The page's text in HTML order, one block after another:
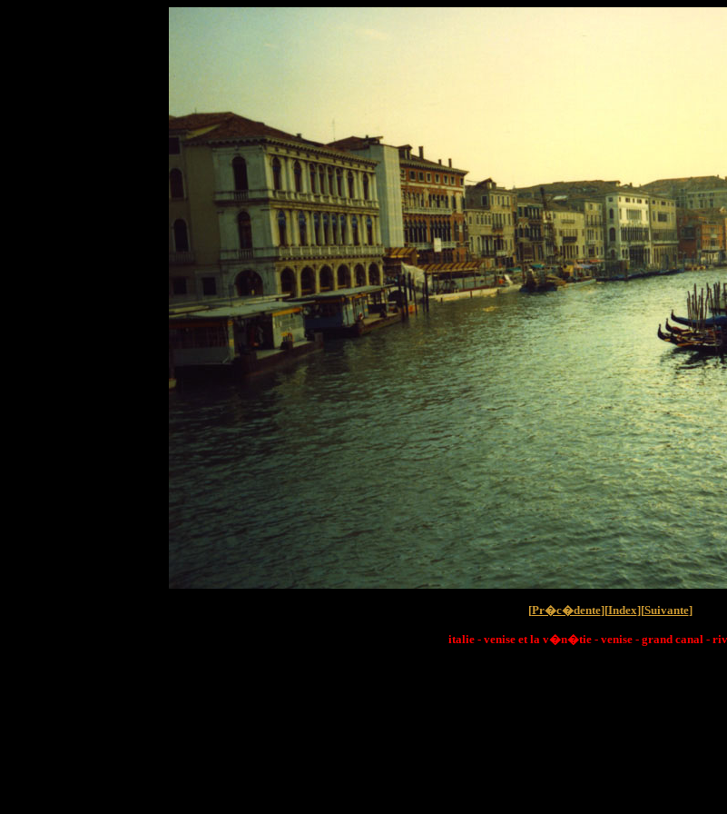
[Pr�c�dente][Index][Suivante]
italie - venise et la v�n�tie - venise - grand canal -